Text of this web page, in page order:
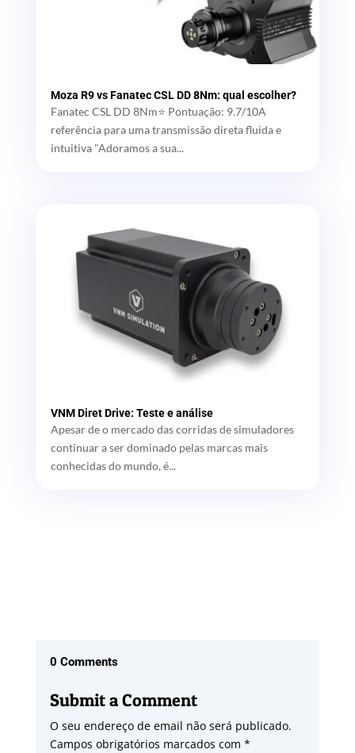
Moza R9 vs Fanatec CSL DD 8Nm: qual escolher?
Fanatec CSL DD 8Nm⭐ Pontuação: 9.7/10A
referência para uma transmissão direta fluida e
intuitiva "Adoramos a sua...
VNM Diret Drive: Teste e análise
Apesar de o mercado das corridas de simuladores
continuar a ser dominado pelas marcas mais
conhecidas do mundo, é...
0 Comments
Submit a Comment
O seu endereço de email não será publicado.
Campos obrigatórios marcados com *